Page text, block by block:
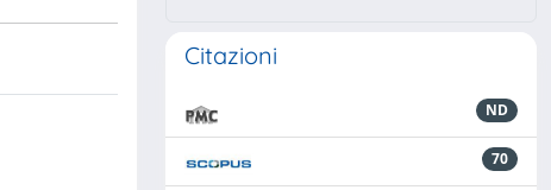
Citazioni
ND
70